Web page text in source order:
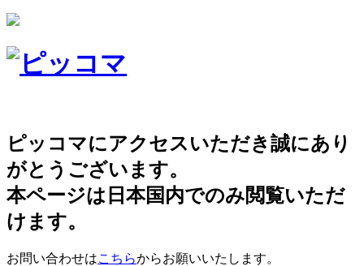
ピッコマにアクセスいただき誠にあり
がとうございます。
本ページは日本国内でのみ閲覧いただ
けます。
お問い合わせはこちらからお願いいたします。